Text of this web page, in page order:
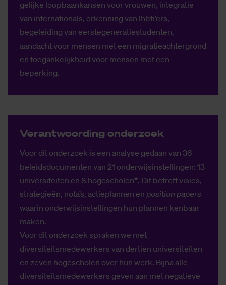
gelijke loopbaankansen voor vrouwen, integratie
van internationals, erkenning van lhbti’ers,
begeleiding van eerstegeneratiestudenten,
aandacht voor mensen met een migratieachtergrond
en toegankelijkheid voor mensen met een
beperking.
Ver­ant­woor­ding on­der­zoek
Voor dit onderzoek is een analyse gedaan van 36
beleidsdocumenten van 21 onderwijsinstellingen: 13
universiteiten en 8 hogescholen*. Dit betreft visies,
strategieën, nota’s, actieplannen en position papers
waarin onderwijsinstellingen hun plannen kenbaar
maken.
Voor dit onderzoek spraken we met
diversiteitsmedewerkers van dertien universiteiten
en zeven hogescholen over hun werk. Bijna alle
diversiteitsmedewerkers geven aan met negatieve